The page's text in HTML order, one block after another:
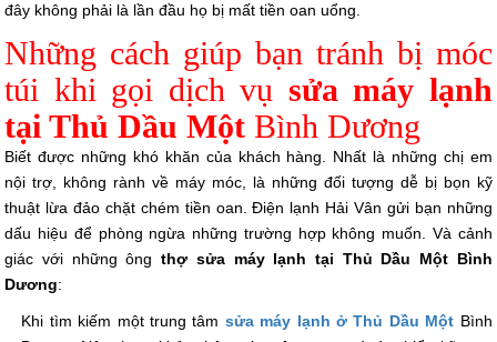
đây không phải là lần đầu họ bị mất tiền oan uổng.
Những cách giúp bạn tránh bị móc
túi khi gọi dịch vụ sửa máy lạnh
tại Thủ Dầu Một Bình Dương
Biết được những khó khăn của khách hàng. Nhất là những chị em
nội trợ, không rành về máy móc, là những đối tượng dễ bị bọn kỹ
thuật lừa đảo chặt chém tiền oan. Điện lạnh Hải Vân gửi bạn những
dấu hiệu để phòng ngừa những trường hợp không muốn. Và cảnh
giác với những ôngthợ sửa máy lạnh tại Thủ Dầu Một Bình
Dương:
Khi tìm kiếm một trung tâm sửa máy lạnh ở Thủ Dầu Một Bình